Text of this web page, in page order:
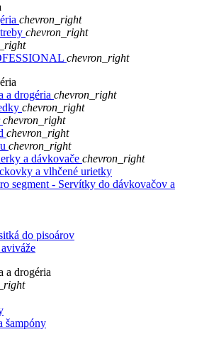
chevron_right
chevron_right
chevron_right
a drogéria chevron_right
chevron_right
chevron_right
chevron_right
chevron_right
a dávkovače chevron_right
a vlhčené urietky
segment - Servítky do dávkovačov a
do pisoárov
a drogéria
šampóny